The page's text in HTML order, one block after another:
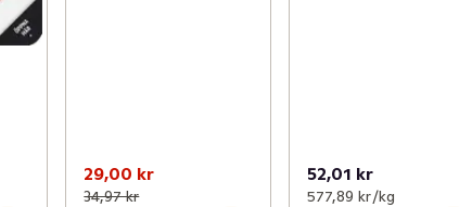
29,00 kr
34,97 kr
52,01 kr
577,89 kr /kg